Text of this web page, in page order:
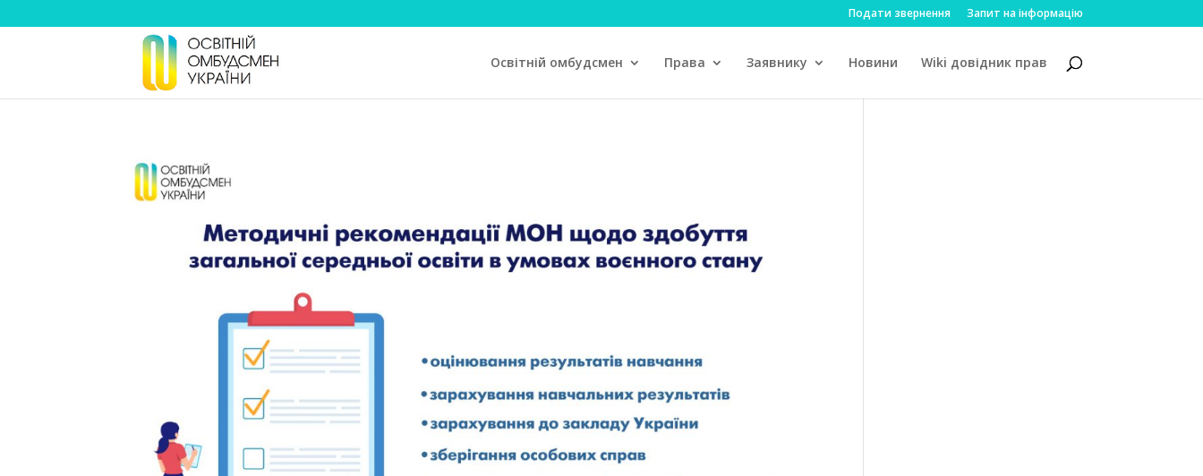
Подати звернення Запит на інформацію
Освітній омбудсмен Права Заявнику Новини Wiki довідник прав